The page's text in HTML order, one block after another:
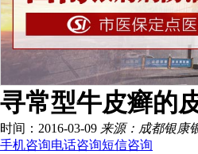
寻常型牛皮癣的
时间：2016-03-09 来源：成都银康
手机咨询电话咨询短信咨询